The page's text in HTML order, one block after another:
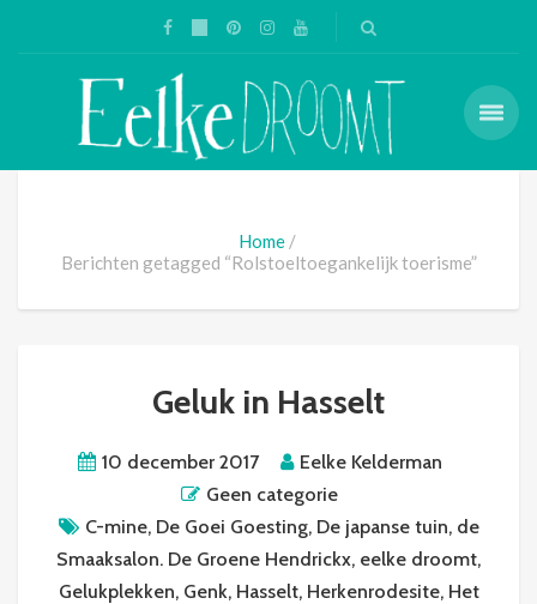
Home
Berichten getagged “Rolstoeltoegankelijk toerisme”
Geluk in Hasselt
10 december 2017
Eelke Kelderman
Geen categorie
C-mine, De Goei Goesting, De japanse tuin, de
Smaaksalon. De Groene Hendrickx, eelke droomt,
Gelukplekken, Genk, Hasselt, Herkenrodesite, Het